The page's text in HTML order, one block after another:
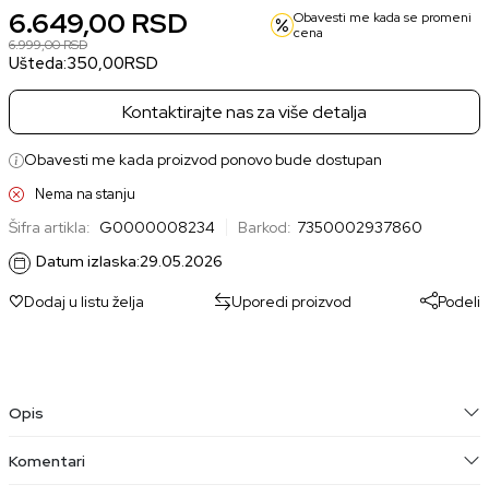
6.649,00 RSD
6.999,00RSD
Ušteda:350,00RSD
Obavesti me kada se promeni
cena
Kontaktirajte nas za više detalja
Obavesti me kada proizvod ponovo bude dostupan
Nema na stanju
Šifra artikla: G0000008234 Barkod: 7350002937860
Datum izlaska:29.05.2026
Dodaj u listu želja Uporedi proizvod Podeli
Opis
Komentari